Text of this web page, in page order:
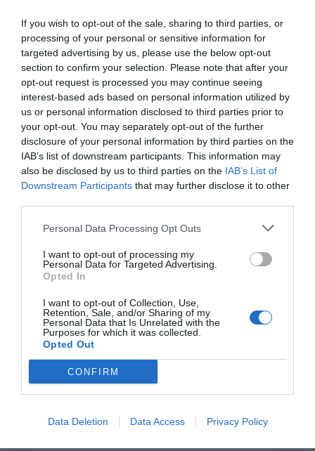
If you wish to opt-out of the sale, sharing to third parties, or
processing of your personal or sensitive information for
targeted advertising by us, please use the below opt-out
section to confirm your selection. Please note that after your
opt-out request is processed you may continue seeing
interest-based ads based on personal information utilized by
us or personal information disclosed to third parties prior to
your opt-out. You may separately opt-out of the further
disclosure of your personal information by third parties on the
IAB’s list of downstream participants. This information may
also be disclosed by us to third parties on the IAB’s List of
Downstream Participants that may further disclose it to other
Personal Data Processing Opt Outs
I want to opt-out of processing my
Personal Data for Targeted Advertising.
Opted In
I want to opt-out of Collection, Use,
Retention, Sale, and/or Sharing of my
Personal Data that Is Unrelated with the
Purposes for which it was collected.
Opted Out
CONFIRM
Data Deletion Data Access Privacy Policy
Η ανωνυμία είναι το καλύτερο κρησφύγετο δειλίας και
χυδαιότητας!
Σχόλια 0
Πρόσθεσε ένα σχόλιο
ΟΝΟΜΑ
ΤΙΤΛΟΣ